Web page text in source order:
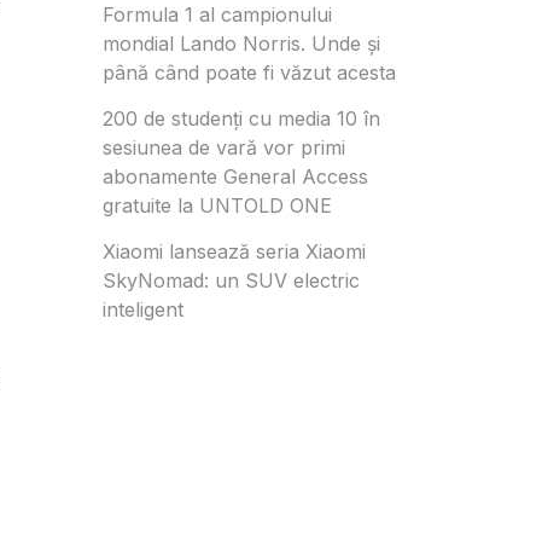
Formula 1 al campionului
mondial Lando Norris. Unde și
până când poate fi văzut acesta
200 de studenți cu media 10 în
sesiunea de vară vor primi
abonamente General Access
gratuite la UNTOLD ONE
Xiaomi lansează seria Xiaomi
SkyNomad: un SUV electric
inteligent